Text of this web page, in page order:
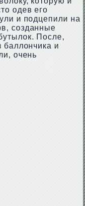
одев его
и подцепили на
созданные
После,
баллончика и
очень